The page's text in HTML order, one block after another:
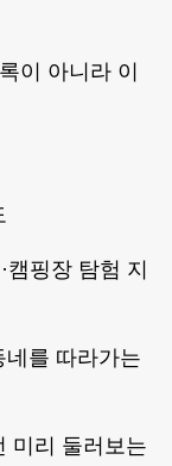
이 아니라 이
핑장 탐험 지
를 따라가는
미리 둘러보는